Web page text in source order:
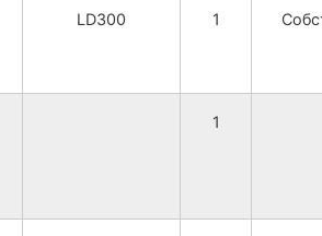
LD300 1
1